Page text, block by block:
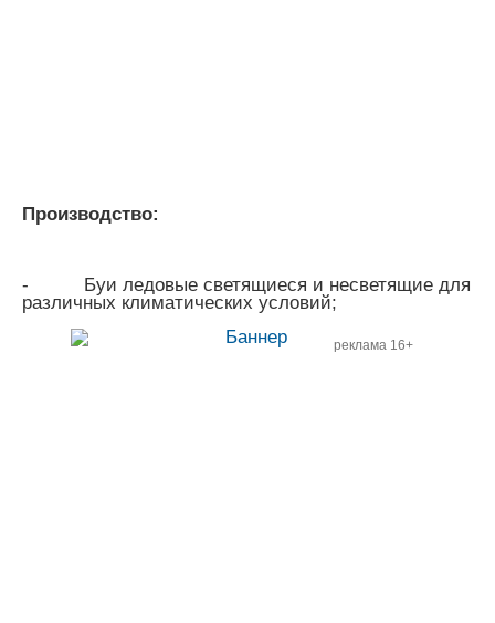
Производство:
-
Буи ледовые светящиеся и несветящие для
различных климатических условий;
реклама 16+